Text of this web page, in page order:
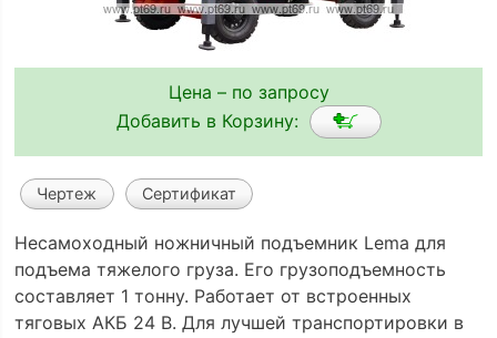
Цена – по запросу
Добавить в Корзину:
Чертеж Сертификат
Несамоходный ножничный подъемник Lema для
подъема тяжелого груза. Его грузоподъемность
составляет 1 тонну. Работает от встроенных
тяговых АКБ 24 В. Для лучшей транспортировки в